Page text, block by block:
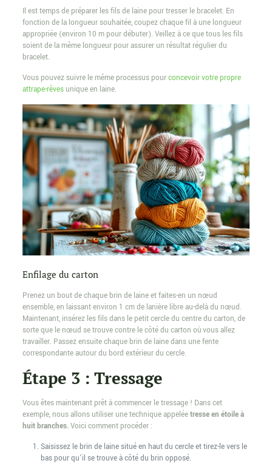
Il est temps de préparer les fils de laine pour tresser le bracelet. En
fonction de la longueur souhaitée, coupez chaque fil à une longueur
appropriée (environ 10 m pour débuter). Veillez à ce que tous les fils
soient de la même longueur pour assurer un résultat régulier du
bracelet.
Vous pouvez suivre le même processus pourconcevoir votre propre
attrape-rêvesunique en laine.
Enfilage du carton
Prenez un bout de chaque brin de laine et faites-en un nœud
ensemble, en laissant environ 1 cm de lanière libre au-delà du nœud.
Maintenant, insérez les fils dans le petit cercle du centre du carton, de
sorte que le nœud se trouve contre le côté du carton où vous allez
travailler. Passez ensuite chaque brin de laine dans une fente
correspondante autour du bord extérieur du cercle.
Étape 3 : Tressage
Vous êtes maintenant prêt à commencer le tressage ! Dans cet
exemple, nous allons utiliser une technique appeléetresse en étoile à
huit branches.Voici comment procéder :
Saisissez le brin de laine situé en haut du cercle et tirez-le vers le
bas pour qu’il se trouve à côté du brin opposé.